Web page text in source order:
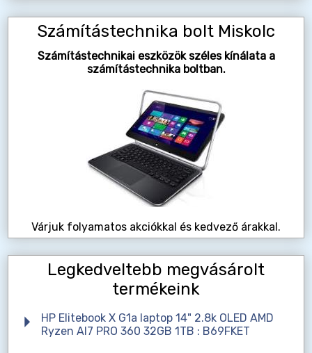
Számítástechnika bolt Miskolc
Számítástechnikai eszközök széles kínálata a
számítástechnika boltban.
Várjuk folyamatos akciókkal és kedvező árakkal.
Legkedveltebb megvásárolt
termékeink
HP Elitebook X G1a laptop 14" 2.8k OLED AMD
Ryzen AI7 PRO 360 32GB 1TB : B69FKET